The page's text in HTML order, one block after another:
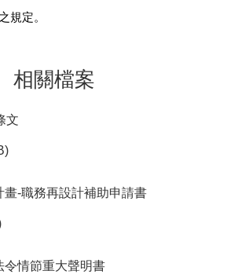
規定。
相關檔案
文
畫-職務再設計補助申請書
令情節重大聲明書